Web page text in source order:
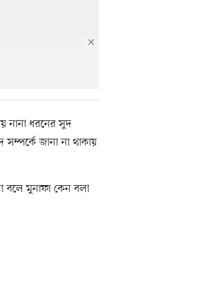
নানা ধরনের সুদ
জানা না থাকায়
বলে মুনাফা কেন বলা